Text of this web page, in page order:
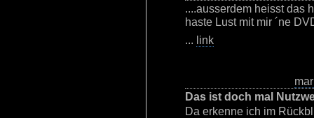
....ausserdem heisst das
haste Lust mit mir ´ne
... link
Das ist doch mal
Da erkenne ich im